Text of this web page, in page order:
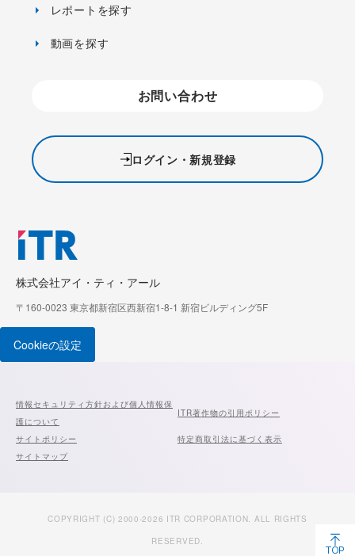
TOP
株式会社アイ・ティ・アール
〒160-0023 東京都新宿区西新宿1-8-1 新宿ビルディング5F
レポートを探す
動画を探す
お問い合わせ
ログイン・新規登録
Cookieの設定
情報セキュリティ方針および個人情報保
護について
ITR著作物の引用ポリシー
サイトポリシー
特定商取引法に基づく表示
サイトマップ
COPYRIGHT (C) 2000-2026 ITR CORPORATION. ALL RIGHTS
RESERVED.